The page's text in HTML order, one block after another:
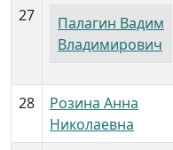
27
Палагин Вадим
Владимирович
28
Розина Анна
Николаевна